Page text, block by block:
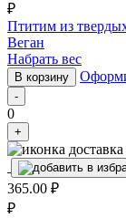
₽
Птитим из
Веган
Набрать вес
В корзину
-
0
+
365.00 ₽
₽